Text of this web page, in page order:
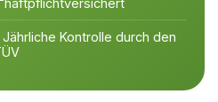
haftpflichtversichert
Jährliche Kontrolle durch den